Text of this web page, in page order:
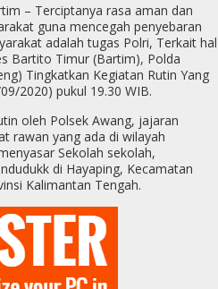
– Terciptanya rasa aman dan
guna mencegah penyebaran
adalah tugas Polri, Terkait hal
Bartito Timur (Bartim), Polda
Tingkatkan Kegiatan Rutin Yang
2020) pukul 19.30 WIB.
oleh Polsek Awang, jajaran
rawan yang ada di wilayah
Sekolah sekolah,
di Hayaping, Kecamatan
Kalimantan Tengah.